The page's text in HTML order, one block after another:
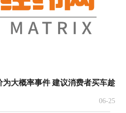
大概率事件 建议消费者买车趁早
06-25